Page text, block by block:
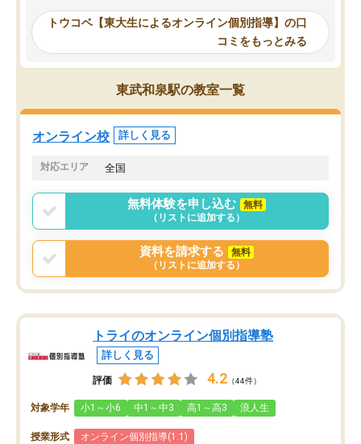
ーティングを行い、その講師で良いか
見てから講師を決定する事ができま
す。
うちの子は、初回面談の講師の方で決
オンラインツールを使用した単語帳の
共有があり宿題もそちらで出される形
でした。
言う事で講師変更の申し出があり、あ
まりに短期での変更だった為、塾に通
う事にして退会しました。遅れも取り
戻せ、授業内容や講師の方は良かった
と思います。
いなのがあり(有料)、受
ことをどんなスケジュー
くか相談したのですが、
ち期待したものではなく
内容でした。それでも明
やる気も出ましたし、苦
くなってきたようなので
トウコベ【東大生によるオンライン個別指導】の口
コミをもっとみる
東武和泉駅の教室一覧
オンライン校 詳しく見る
対応エリア 全国
無料体験を申し込む
無料
（リストに追加する）
資料を請求する
無料
（リストに追加する）
トライのオンライン個別指導塾
詳しく見る
評価 4.2 （44件）
対象学年 小1～小6 中1～中3 高1～高3 浪人生
授業形式 オンライン個別指導(1:1)